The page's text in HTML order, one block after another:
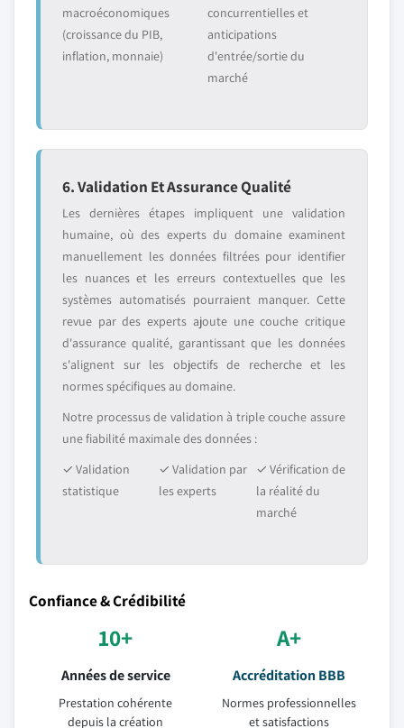
macroéconomiques
(croissance du PIB,
inflation, monnaie)
concurrentielles et
anticipations
d'entrée/sortie du
marché
6. Validation Et Assurance Qualité
Les dernières étapes impliquent une validation
humaine, où des experts du domaine examinent
manuellement les données filtrées pour identifier
les nuances et les erreurs contextuelles que les
systèmes automatisés pourraient manquer. Cette
revue par des experts ajoute une couche critique
d'assurance qualité, garantissant que les données
s'alignent sur les objectifs de recherche et les
normes spécifiques au domaine.
Notre processus de validation à triple couche assure
une fiabilité maximale des données :
✓ Validation
statistique
✓ Validation par
les experts
✓ Vérification de
la réalité du
marché
Confiance & Crédibilité
10+
Années de service
Prestation cohérente
depuis la création
A+
Accréditation BBB
Normes professionnelles
et satisfactions